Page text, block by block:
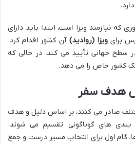
که نیازمند ویزا است، ابتدا باید دارای
برایویزا (روادید) آن کشور اقدام کرد.
سطح جهانی تأیید می کند، در حالی که
کشور خاص را می دهد.
هدف سفر
صادر می کنند، بر اساس دلیل و هدف
های گوناگونی تقسیم می شوند.
گام اول برای انتخاب مسیر درست و جمع